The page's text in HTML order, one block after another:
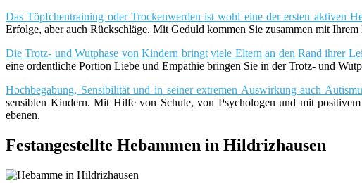
Das Töpfchentraining oder Trockenwerden ist wohl eine der ersten aktiven
Erfolge, aber auch Rückschläge. Mit Geduld kommen Sie zusammen mit
Die Trotz- und Wutphase von Kindern bringt viele Eltern an den Rand ihrer
eine ordentliche Portion Liebe und Empathie bringen Sie in der Trotz- und
Hochbegabung, Sensibilität und in seiner extremen Auswirkung auch
sensiblen Kindern. Mit Hilfe von Schule, von Psychologen und mit
ebenen.
Festangestellte Hebammen in Hildrizhausen